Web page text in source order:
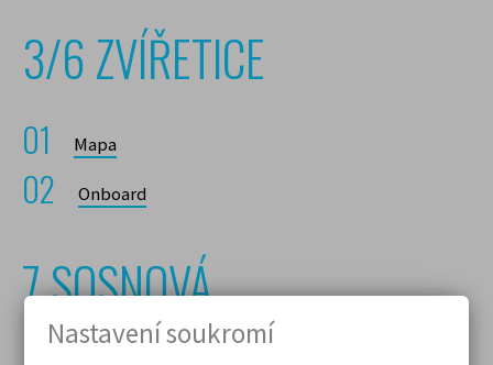
3/6 ZVÍŘETICE
Mapa
Onboard
7 SOSNOVÁ
Nastavení soukromí